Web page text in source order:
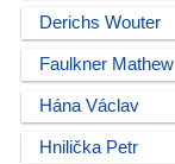
Derichs Wouter
Faulkner Mathew
Hána Václav
Hnilička Petr